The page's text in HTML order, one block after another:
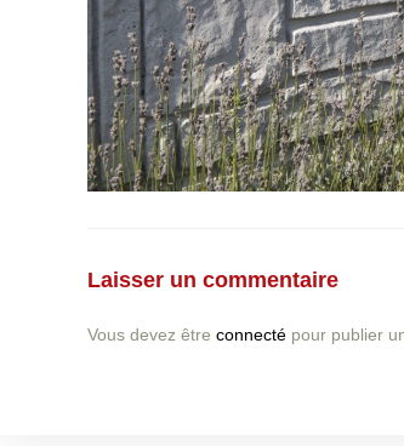
Laisser un commentaire
Vous devez être connecté pour publier